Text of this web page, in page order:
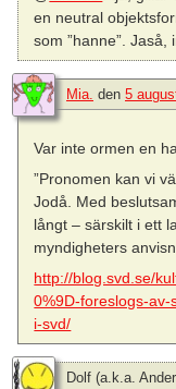
en neutral
som ”hanne”. Jaså,
Mia. den 5
Var inte ormen en
”Pronomen kan vi
Jodå. Med
långt – särskilt i ett
myndigheters
http://blog.svd.se/
0%9D-foreslogs-
i-svd/
Dolf (a.k.a.